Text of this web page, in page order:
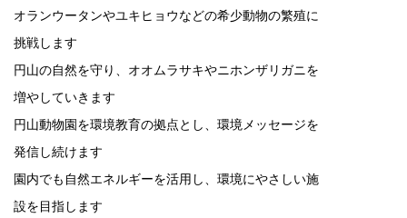
オランウータンやユキヒョウなどの希少動物の繁殖に
挑戦します
円山の自然を守り、オオムラサキやニホンザリガニを
増やしていきます
円山動物園を環境教育の拠点とし、環境メッセージを
発信し続けます
園内でも自然エネルギーを活用し、環境にやさしい施
設を目指します